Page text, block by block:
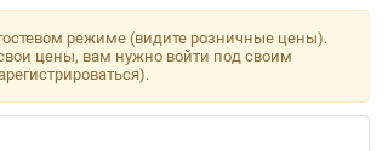
режиме (видите розничные цены).
цены, вам нужно войти под своим